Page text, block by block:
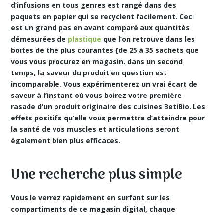
d’infusions en tous genres est rangé dans des
paquets en papier qui se recyclent facilement. Ceci
est un grand pas en avant comparé aux quantités
démesurées de plastique que l’on retrouve dans les
boîtes de thé plus courantes {de 25 à 35 sachets que
vous vous procurez en magasin. dans un second
temps, la saveur du produit en question est
incomparable. Vous expérimenterez un vrai écart de
saveur à l’instant où vous boirez votre première
rasade d’un produit originaire des cuisines BetiBio. Les
effets positifs qu’elle vous permettra d’atteindre pour
la santé de vos muscles et articulations seront
également bien plus efficaces.
Une recherche plus simple
Vous le verrez rapidement en surfant sur les
compartiments de ce magasin digital, chaque